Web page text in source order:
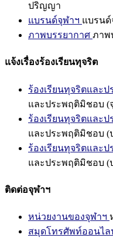
ปริญญา
แบรนด์จุฬาฯ แบรนด์
ภาพบรรยากาศ ภาพ
แจ้งเรื่องร้องเรียนทุจริต
ร้องเรียนทุจริตและ
และประพฤติมิชอบ (
ร้องเรียนทุจริตและ
และประพฤติมิชอบ (
ร้องเรียนทุจริตและ
และประพฤติมิชอบ (
ติดต่อจุฬาฯ
หน่วยงานของจุฬาฯ
สมุดโทรศัพท์ออนไล